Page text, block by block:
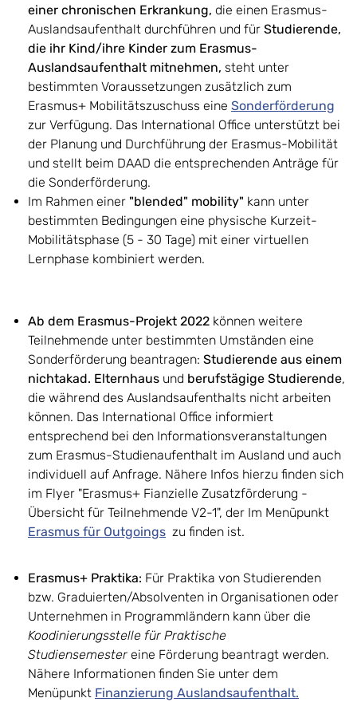
einer chronischen Erkrankung, die einen Erasmus-
Auslandsaufenthalt durchführen und für Studierende,
die ihr Kind/ihre Kinder zum Erasmus-
Auslandsaufenthalt mitnehmen, steht unter
bestimmten Voraussetzungen zusätzlich zum
Erasmus+ Mobilitätszuschuss eine Sonderförderung
zur Verfügung. Das International Office unterstützt bei
der Planung und Durchführung der Erasmus-Mobilität
und stellt beim DAAD die entsprechenden Anträge für
die Sonderförderung.
Im Rahmen einer "blended" mobility" kann unter
bestimmten Bedingungen eine physische Kurzeit-
Mobilitätsphase (5 - 30 Tage) mit einer virtuellen
Lernphase kombiniert werden.
Ab dem Erasmus-Projekt 2022 können weitere
Teilnehmende unter bestimmten Umständen eine
Sonderförderung beantragen: Studierende aus einem
nichtakad. Elternhaus und berufstägige Studierende,
die während des Auslandsaufenthalts nicht arbeiten
können. Das International Office informiert
entsprechend bei den Informationsveranstaltungen
zum Erasmus-Studienaufenthalt im Ausland und auch
individuell auf Anfrage. Nähere Infos hierzu finden sich
im Flyer "Erasmus+ Fianzielle Zusatzförderung -
Übersicht für Teilnehmende V2-1", der Im Menüpunkt
Erasmus für Outgoings zu finden ist.
Erasmus+ Praktika: Für Praktika von Studierenden
bzw. Graduierten/Absolventen in Organisationen oder
Unternehmen in Programmländern kann über die
Koodinierungsstelle für Praktische
Studiensemester eine Förderung beantragt werden.
Nähere Informationen finden Sie unter dem
Menüpunkt Finanzierung Auslandsaufenthalt.